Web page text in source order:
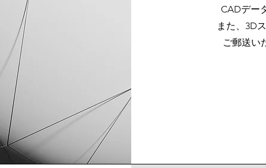
CADデー
また、3D
ご郵送い